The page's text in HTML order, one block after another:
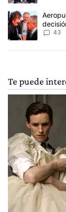
Un artículo de
43